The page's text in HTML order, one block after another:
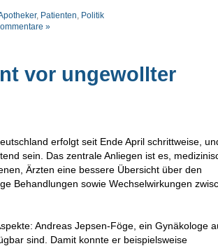
, Patienten Politik
»
vor ungewollter
erfolgt seit Ende April schrittweise,
sein. Das zentrale Anliegen ist es,
Ärzten eine bessere Übersicht über den
Behandlungen sowie Wechselwirkungen
Andreas Jepsen-Föge, ein Gynäkologe
sind. Damit konnte er beispielsweise